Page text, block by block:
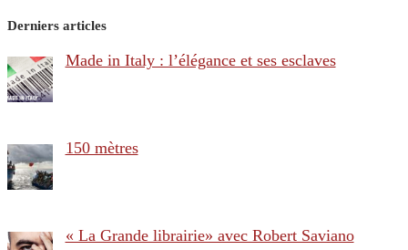
Derniers articles
Made in Italy : l’élégance et ses esclaves
150 mètres
« La Grande librairie» avec Robert Saviano